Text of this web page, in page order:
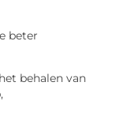
beter
behalen van